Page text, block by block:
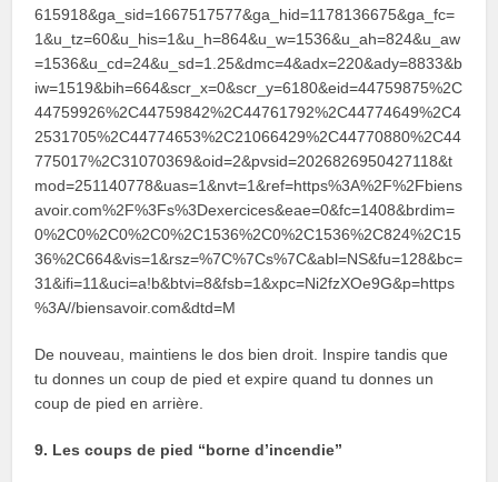
615918&ga_sid=1667517577&ga_hid=1178136675&ga_fc=
1&u_tz=60&u_his=1&u_h=864&u_w=1536&u_ah=824&u_aw
=1536&u_cd=24&u_sd=1.25&dmc=4&adx=220&ady=8833&b
iw=1519&bih=664&scr_x=0&scr_y=6180&eid=44759875%2C
44759926%2C44759842%2C44761792%2C44774649%2C4
2531705%2C44774653%2C21066429%2C44770880%2C44
775017%2C31070369&oid=2&pvsid=2026826950427118&t
mod=251140778&uas=1&nvt=1&ref=https%3A%2F%2Fbiens
avoir.com%2F%3Fs%3Dexercices&eae=0&fc=1408&brdim=
0%2C0%2C0%2C0%2C1536%2C0%2C1536%2C824%2C15
36%2C664&vis=1&rsz=%7C%7Cs%7C&abl=NS&fu=128&bc=
31&ifi=11&uci=a!b&btvi=8&fsb=1&xpc=Ni2fzXOe9G&p=https
%3A//biensavoir.com&dtd=M
De nouveau, maintiens le dos bien droit. Inspire tandis que
tu donnes un coup de pied et expire quand tu donnes un
coup de pied en arrière.
9. Les coups de pied “borne d’incendie”